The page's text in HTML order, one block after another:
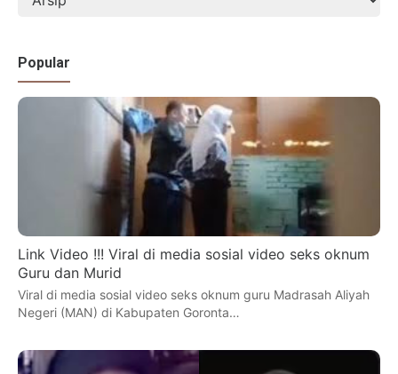
Popular
Link Video !!! Viral di media sosial video seks oknum
Guru dan Murid
Viral di media sosial video seks oknum guru Madrasah Aliyah
Negeri (MAN) di Kabupaten Goronta…